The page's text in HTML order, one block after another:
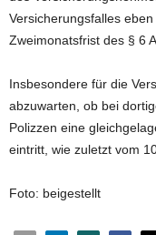
Versicherungsfalles
Zweimonatsfrist des § 6
Insbesondere für die
abzuwarten, ob bei
Polizzen eine
eintritt, wie zuletzt vom
Foto: beigestellt